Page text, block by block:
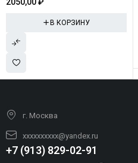
В КОРЗИНУ
г. Москва
xxxxxxxxxx@yandex.ru
+7 (913) 829-02-91